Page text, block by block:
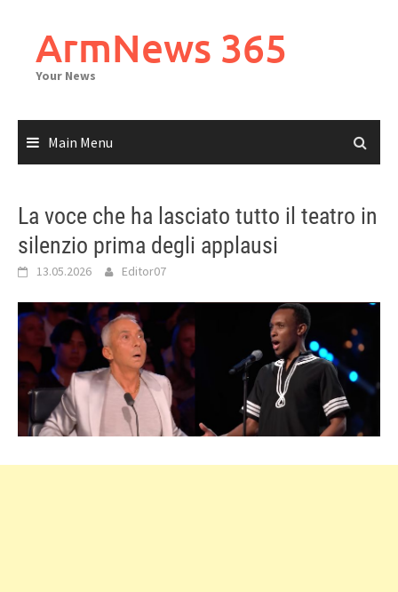
contentArmNews 365
Your News
Main Menu
La voce che ha lasciato tutto il teatro in
silenzio prima degli applausi
13.05.2026 Editor07